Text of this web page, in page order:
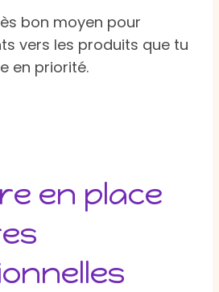
bon moyen pour
vers les produits que tu
en priorité.
en place